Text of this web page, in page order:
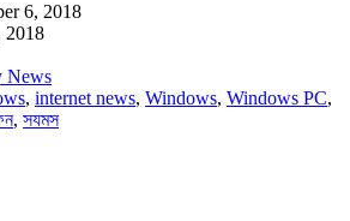
6, 2018
2018
News
, internet news, Windows, Windows PC,
, সযমস